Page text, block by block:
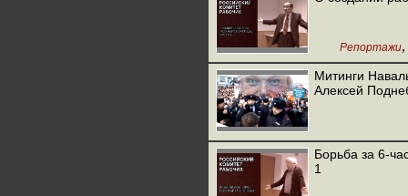
Репортажи,
Митинги
Алексей
Борьба за 6-
1